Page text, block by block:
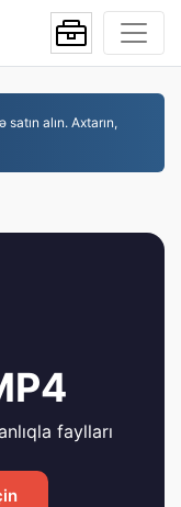
alın. Axtarın,
faylları